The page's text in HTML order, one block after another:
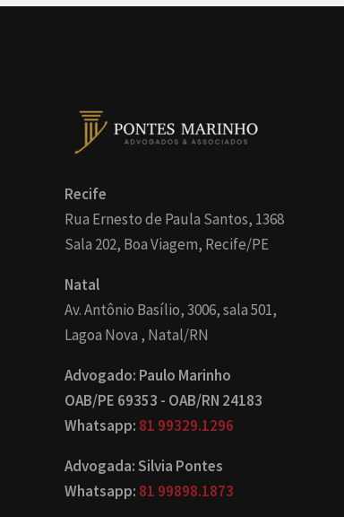
Recife
Rua Ernesto de Paula Santos, 1368
Sala 202, Boa Viagem, Recife/PE
Natal
Av. Antônio Basílio, 3006, sala 501,
Lagoa Nova , Natal/RN
Advogado: Paulo Marinho
OAB/PE 69353 - OAB/RN 24183
Whatsapp: 81 99329.1296
Advogada: Silvia Pontes
Whatsapp: 81 99898.1873